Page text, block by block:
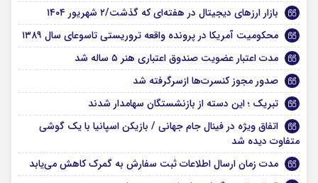
بازار ارزهای دیجیتال در هفته‌ای که گذشت/۲ شهریور ۱۴۰۴
محکومیت آمریکا در پرونده واقعه تروریستی تاسوعای سال ۱۳۸۹
مدت اعتبار عضویت صندوق اعتباری هنر ۵ ساله شد
صدور مجوز کنسرت‌ها ازسرگرفته شد
تبریک ؛ این دسته از بازنشستگان سهامدار شدند
اتفاق ویژه در فینال جام جهانی / بازیکن اسپانیا با یک گوشی
متفاوت دیده شد
مدت زمان ارسال اطلاعات ثبت سفارش به گمرک کاهش می‌یابد